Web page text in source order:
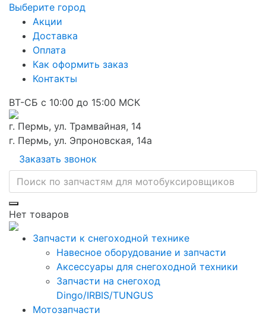
Выберите город
Акции
Доставка
Оплата
Как оформить заказ
Контакты
ВТ-СБ с 10:00 до 15:00 МСК
г. Пермь, ул. Трамвайная, 14
г. Пермь, ул. Эпроновская, 14а
Заказать звонок
Нет товаров
Запчасти к снегоходной технике
Навесное оборудование и запчасти
Аксессуары для снегоходной техники
Запчасти на снегоход
Dingo/IRBIS/TUNGUS
Мотозапчасти